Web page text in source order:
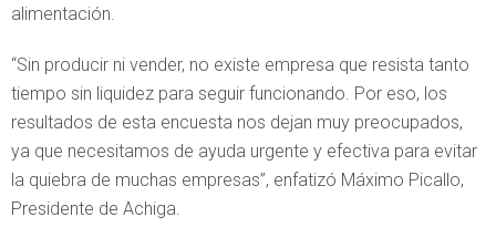
alimentación.
“Sin producir ni vender, no existe empresa que resista tanto
tiempo sin liquidez para seguir funcionando. Por eso, los
resultados de esta encuesta nos dejan muy preocupados,
ya que necesitamos de ayuda urgente y efectiva para evitar
la quiebra de muchas empresas”, enfatizó Máximo Picallo,
Presidente de Achiga.